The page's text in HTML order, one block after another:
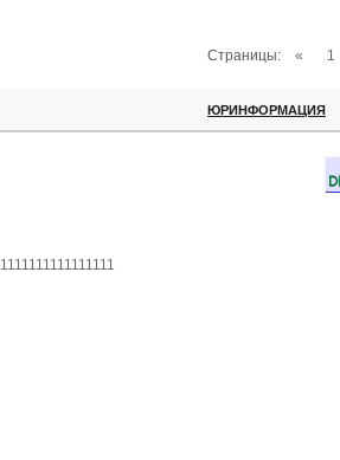
Страницы: « 1
ЮРИНФОРМАЦИЯ
1111111111111111